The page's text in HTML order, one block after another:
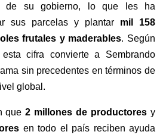
de su gobierno, lo que les ha
sus parcelas y plantar mil 158
frutales y maderables. Según
esta cifra convierte a Sembrando
sin precedentes en términos de
global.
que 2 millones de productores
en todo el país reciben ayuda